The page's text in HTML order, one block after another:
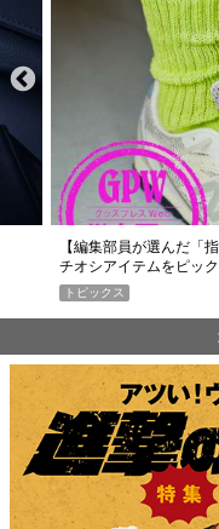
「買って損なし」の極
AWARD】
トピックス